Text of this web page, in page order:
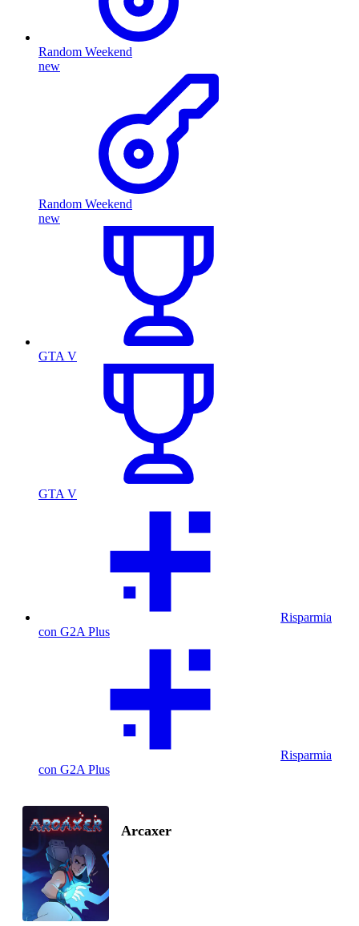
Random Weekend
new
Random Weekend
new
GTA V
GTA V
Risparmia
con G2A Plus
Risparmia
con G2A Plus
Arcaxer